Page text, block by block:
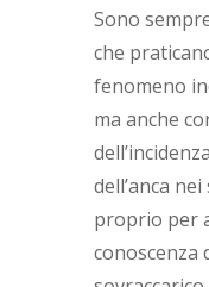
Sono
che
fenomeno
ma anche
dell’anca
proprio per
conoscenza